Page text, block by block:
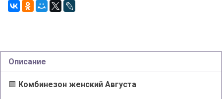
Описание
🟩 Комбинезон женский Августа